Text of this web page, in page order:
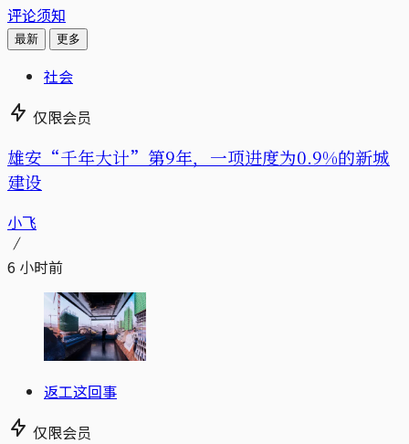
评论须知
最新 更多
社会
仅限会员
雄安“千年大计”第9年，一项进度为0.9%的新城
建设
小飞
6 小时前
返工这回事
仅限会员